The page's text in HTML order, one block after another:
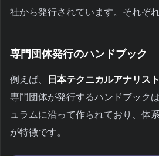
社から発行されています。それぞ
専門団体発行のハンドブック
例えば、 日本テクニカルアナリス
専門団体が発行するハンドブック
ュラムに沿って作られており、体
が特徴です。